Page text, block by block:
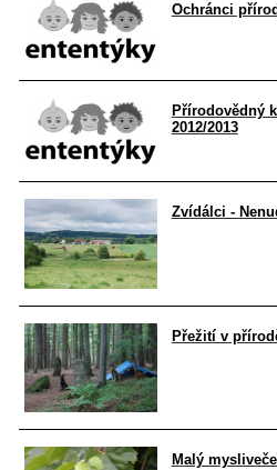
Ochránci
Přírodovědný
2012/2013
Zvídálci -
Přežití v
Malý